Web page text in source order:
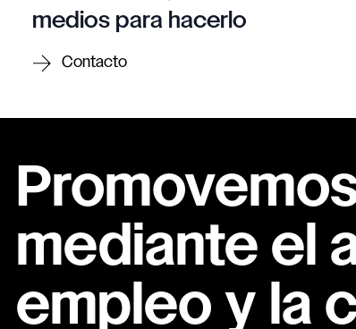
medios para hacerlo
Contacto
mediante el
empleo y la